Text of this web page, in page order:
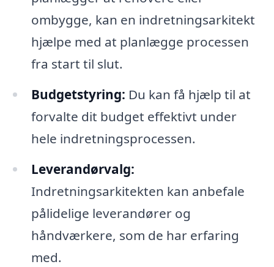
ombygge, kan en indretningsarkitekt
hjælpe med at planlægge processen
fra start til slut.
Budgetstyring: Du kan få hjælp til at
forvalte dit budget effektivt under
hele indretningsprocessen.
Leverandørvalg:
Indretningsarkitekten kan anbefale
pålidelige leverandører og
håndværkere, som de har erfaring
med.